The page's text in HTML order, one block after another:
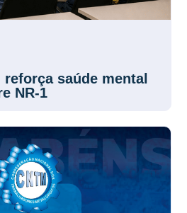
saúde mental
NR-1